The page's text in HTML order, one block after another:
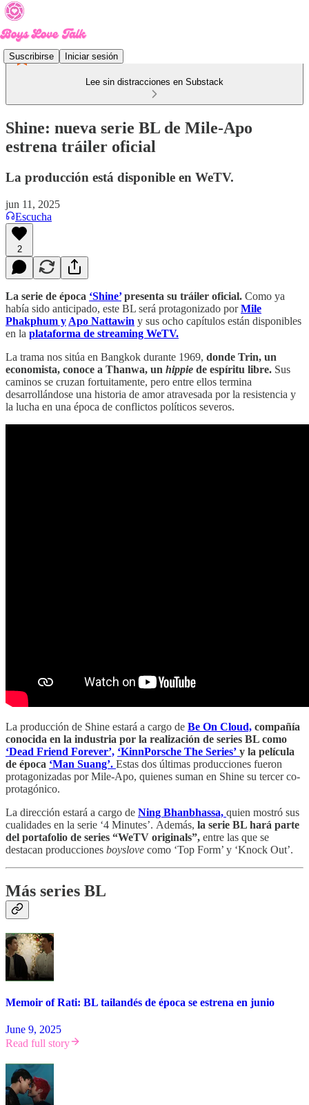
Suscribirse Iniciar sesión
Lee sin distracciones en Substack
Shine: nueva serie BL de Mile-Apo
estrena tráiler oficial
La producción está disponible en WeTV.
jun 11, 2025
Escucha
2
La serie de época ‘Shine’presenta su tráiler oficial. Como ya
había sido anticipado, este BL será protagonizado porMile
Phakphum y Apo Nattawin y sus ocho capítulos están disponibles
en la plataforma de streaming WeTV.
La trama nos sitúa en Bangkok durante 1969, donde Trin, un
economista, conoce a Thanwa, un hippie de espíritu libre. Sus
caminos se cruzan fortuitamente, pero entre ellos termina
desarrollándose una historia de amor atravesada por la resistencia y
la lucha en una época de conflictos políticos severos.
La producción de Shine estará a cargo de Be On Cloud, compañía
conocida en la industria por la realización de series BL como
‘Dead Friend Forever’, ‘KinnPorsche The Series’ y la película
de época ‘Man Suang’. Estas dos últimas producciones fueron
protagonizadas por Mile-Apo, quienes suman en Shine su tercer co-
protagónico.
La dirección estará a cargo de Ning Bhanbhassa, quien mostró sus
cualidades en la serie ‘4 Minutes’. Además, la serie BL hará parte
del portafolio de series “WeTV originals”, entre las que se
destacan producciones boyslove como ‘Top Form’ y ‘Knock Out’.
Más series BL
Memoir of Rati: BL tailandés de época se estrena en junio
June 9, 2025
Read full story